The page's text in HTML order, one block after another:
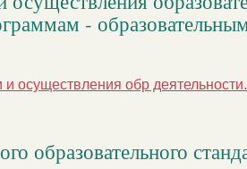
-
осуществления обр
образовательного